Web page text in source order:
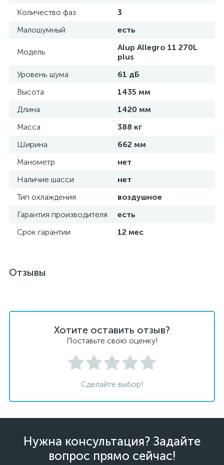
Количество фаз
3
Малошумный
есть
Модель
Alup Allegro 11 270L
plus
Уровень шума
61 дБ
Высота
1435 мм
Длина
1420 мм
Масса
388 кг
Ширина
662 мм
Манометр
нет
Наличие шасси
нет
Тип охлаждения
воздушное
Гарантия производителя
есть
Срок гарантии
12 мес
Отзывы
Хотите оставить отзыв?
Поставьте свою оценку!
Сделайте выбор!
Нужна консультация? Задайте
вопрос прямо сейчас!